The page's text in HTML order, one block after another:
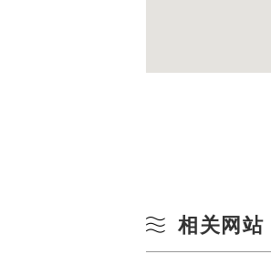
相关网站